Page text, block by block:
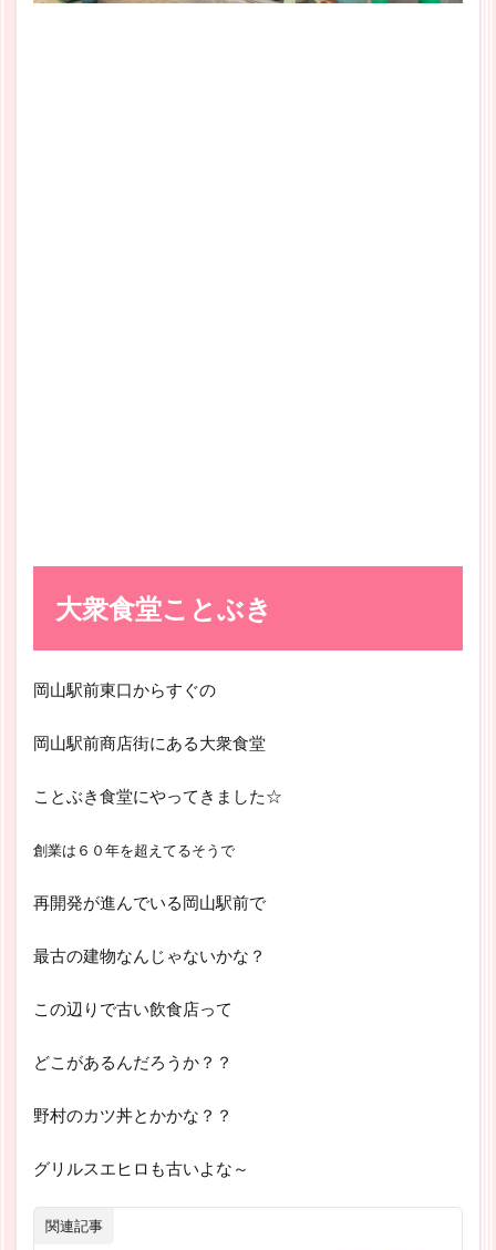
大衆食堂ことぶき
岡山駅前東口からすぐの
岡山駅前商店街にある大衆食堂
ことぶき食堂にやってきました☆
創業は６０年を超えてるそうで
再開発が進んでいる岡山駅前で
最古の建物なんじゃないかな？
この辺りで古い飲食店って
どこがあるんだろうか？？
野村のカツ丼とかかな？？
グリルスエヒロも古いよな～
関連記事